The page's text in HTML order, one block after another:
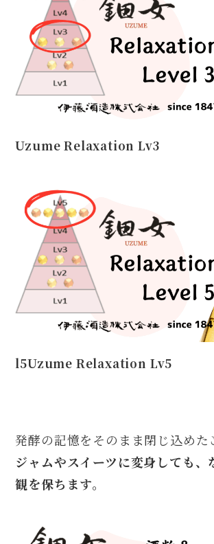
Uzume Relaxation Lv3
l5Uzume Relaxation Lv5
発酵の記憶をそのまま閉じ込めた
ジャムやスイーツに変身しても、
観を保ちます。